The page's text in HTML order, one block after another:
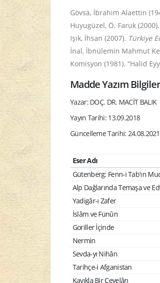
Gövsa, İbrahim Alaettin
Huyugüzel, Ö. Faruk (2000).
Işık, İhsan (2007). Türkiye
İnal, İbnülemin Mahmut
Komisyon (1981). “Halid
Madde Yazım
Yazar: DOÇ. DR. MACİT BALIK
Yayın Tarihi: 13.09.2018
Güncelleme Tarihi: 24.08.2021
Eser Adı
Gütenberg: Fenn-i Tab'ın
Alp Dağlarında Temaşa ve
Yadigâr-ı Zafer
İslâm ve Fünûn
Goriller İçinde
Nermin
Sevda-yı Nihân
Tarihçe-i Afganistan
Kayıkla Bir Cevelân